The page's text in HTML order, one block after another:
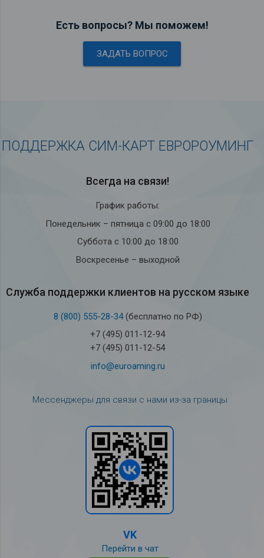
Есть вопросы? Мы поможем!
ЗАДАТЬ ВОПРОС
ПОДДЕРЖКА СИМ-КАРТ ЕВРОРОУМИНГ
Всегда на связи!
График работы:
Понедельник – пятница с 09:00 до 18:00
Суббота с 10:00 до 18:00
Воскресенье – выходной
Служба под­держки кли­ен­тов на рус­ском языке
8 (800) 555-28-34(бесплатно по РФ)
+7 (495) 011-12-94
+7 (495) 011-12-54
info@euroaming.ru
Мессенджеры для связи с нами из-за границы
VK
Перейти в чат